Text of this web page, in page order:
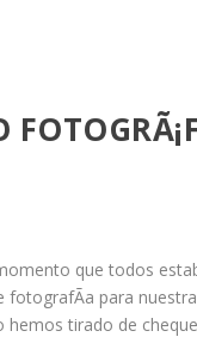
que todos
fotografÃ­a para
hemos tirado de